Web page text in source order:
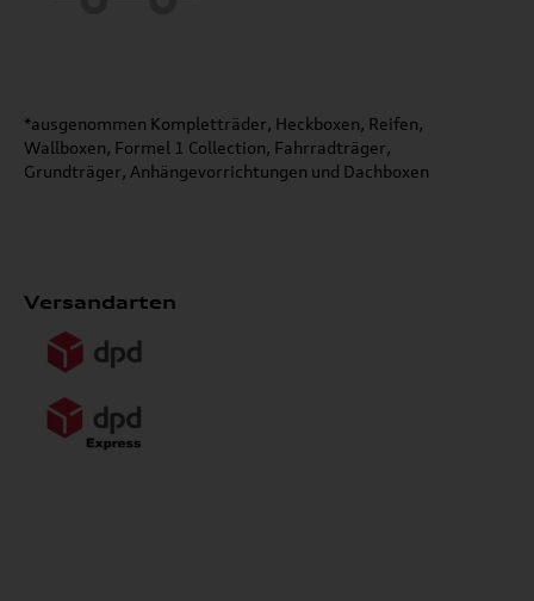
*ausgenommen Kompletträder, Heckboxen, Reifen,
Wallboxen, Formel 1 Collection, Fahrradträger,
Grundträger, Anhängevorrichtungen und Dachboxen
Versandarten